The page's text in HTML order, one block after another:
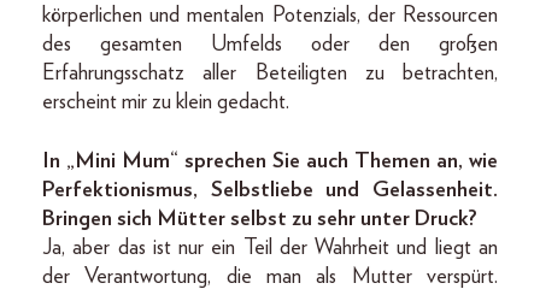
körperlichen und mentalen Potenzials, der Ressourcen
des gesamten Umfelds oder den großen
Erfahrungsschatz aller Beteiligten zu betrachten,
erscheint mir zu klein gedacht.
In „Mini Mum“ sprechen Sie auch Themen an, wie
Perfektionismus, Selbstliebe und Gelassenheit.
Bringen sich Mütter selbst zu sehr unter Druck?
Ja, aber das ist nur ein Teil der Wahrheit und liegt an
der Verantwortung, die man als Mutter verspürt.